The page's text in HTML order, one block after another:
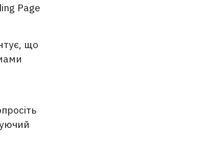
Page
що